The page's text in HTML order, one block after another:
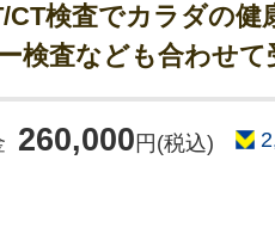
CT検査でカラダの健
検査なども合わせて
260,000円(税込)